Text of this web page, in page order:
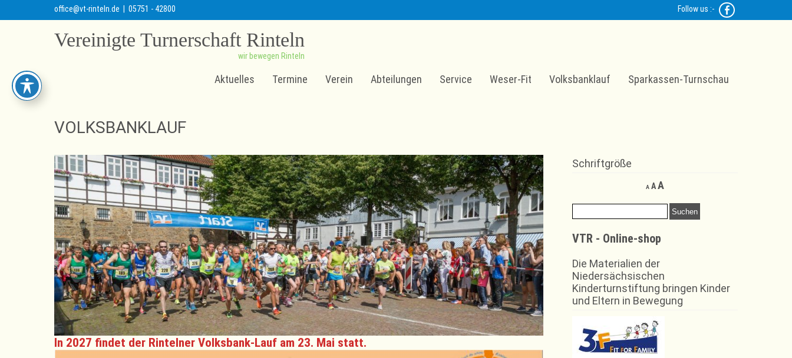
office@vt-rinteln.de | 05751 - 42800 Follow us :-
Vereinigte Turnerschaft Rinteln
wir bewegen Rinteln
Aktuelles Termine Verein Abteilungen Service Weser-Fit Volksbanklauf Sparkassen-Turnschau
VOLKSBANKLAUF
In 2027 findet der Rintelner Volksbank-Lauf am 23. Mai statt.
Schriftgröße
A
Decrease
font
A Reset
size.
A
size.
Suchen
nach:
VTR - Online-shop
Die Materialien der
Niedersächsischen
Kinderturnstiftung bringen Kinder
und Eltern in Bewegung